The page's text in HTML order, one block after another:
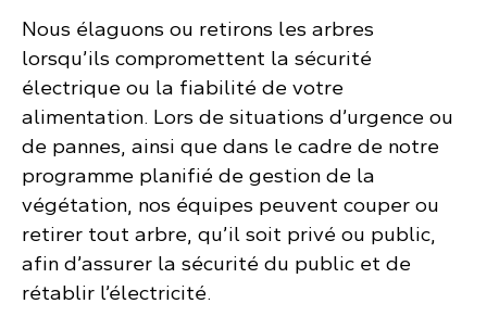
Nous élaguons ou retirons les arbres
lorsqu’ils compromettent la sécurité
électrique ou la fiabilité de votre
alimentation. Lors de situations d’urgence ou
de pannes, ainsi que dans le cadre de notre
programme planifié de gestion de la
végétation, nos équipes peuvent couper ou
retirer tout arbre, qu’il soit privé ou public,
afin d’assurer la sécurité du public et de
rétablir l’électricité.